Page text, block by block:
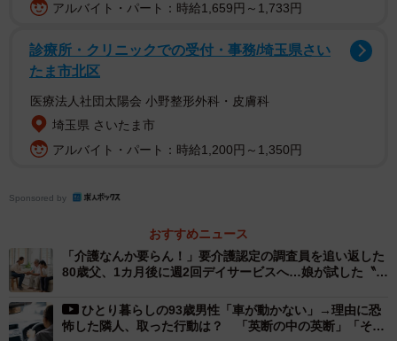
き盛りの世代です。
さらに2025年には、団塊の世代がすべて75歳以上の後期高
問題」に直面します。このまま何ら対策を講じなければ、
介護離職者はますます増えていくと考えられています。し
たがって、仕事と介護の両立は、多くの人にとって避けら
田中さんの1日のタイムスケジュール
それでは、田中さんの平日の具体的なスケジュールを見て
いきましょう。
▽朝
アルバイト・パート：時給1,659円～1,733円
診療所・クリニックでの受付・事務/埼玉県さい
たま市北区
医療法人社団太陽会 小野整形外科・皮膚科
埼玉県 さいたま市
アルバイト・パート：時給1,200円～1,350円
Sponsored by
おすすめニュース
「介護なんか要らん！」要介護認定の調査員を追い返した
80歳父、1カ月後に週2回デイサービスへ…娘が試した〝説
ひとり暮らしの93歳男性「車が動かない」→理由に恐
怖した隣人、取った行動は？ 「英断の中の英断」「それ